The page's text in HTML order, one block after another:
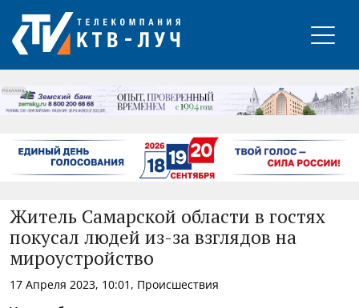
РЕКЛАМА
Житель Самарской области в гостях
покусал людей из-за взглядов на
мироустройство
17 Апреля 2023, 10:01, Происшествия